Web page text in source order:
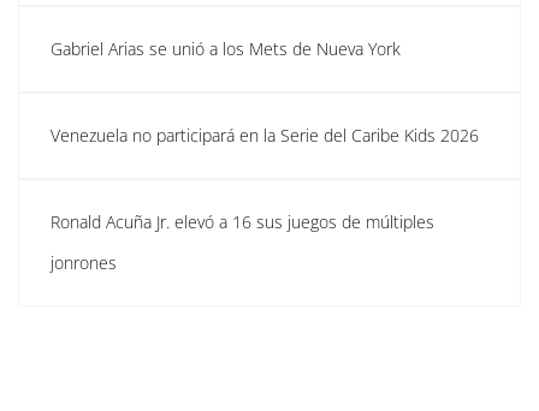
Gabriel Arias se unió a los Mets de Nueva York
Venezuela no participará en la Serie del Caribe Kids 2026
Ronald Acuña Jr. elevó a 16 sus juegos de múltiples
jonrones